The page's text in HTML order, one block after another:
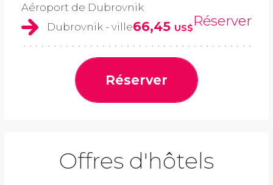
Aéroport de Dubrovnik
Dubrovnik - ville66,45 US$Réserver
Réserver
Offres d'hôtels